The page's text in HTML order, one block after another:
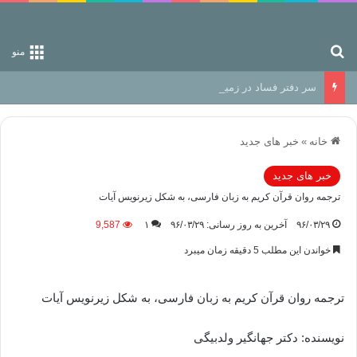
منو
سر دفتر فساد در زمین‌، دوری وکناره‌گیری از راه خداست‌!
خانه » خبر های جدید
خبر های جدید
ترجمه روان قرآن کریم به زبان فارسی، به شکل زیرنویس آیات
۹۶/۰۳/۲۹ آخرین به روز رسانی: ۹۶/۰۳/۲۹ ۱ 9,587
خواندن این مطلب 5 دقیقه زمان میبرد
ترجمه روان قرآن کریم به زبان فارسی، به شکل زیرنویس آیات
نویسنده: دکتر جهانگیر ولدبیگی